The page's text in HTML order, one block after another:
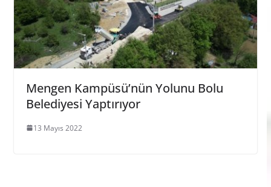
Mengen Kampüsü’nün Yolunu Bolu
Belediyesi Yaptırıyor
13 Mayıs 2022